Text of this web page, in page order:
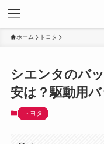
ホーム トヨタ
シエンタのバ
安は？駆動用
トヨタ